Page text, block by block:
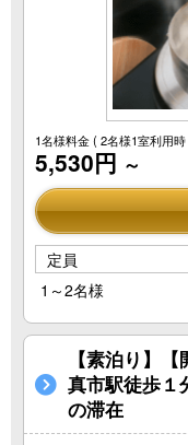
1名様料金( 2名様1室利用時
5,530円 ～
定員
1～2名様
【素泊り】
真市駅徒歩１
の滞在